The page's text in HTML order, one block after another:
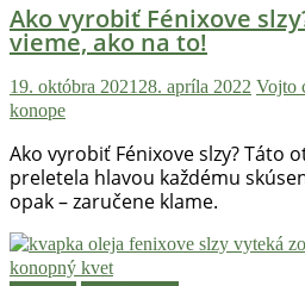
stoner
tipy
a
lifestyle.
Klikni
a
nalaď
sa
na
pohodu.
Ako vyrobiť Fénixove
vieme, ako na to!
19. októbra 2021 28. apríla 2022 Vojto
konope
Ako vyrobiť Fénixove slzy? Táto
preletela hlavou každému
opak – zaručene klame.